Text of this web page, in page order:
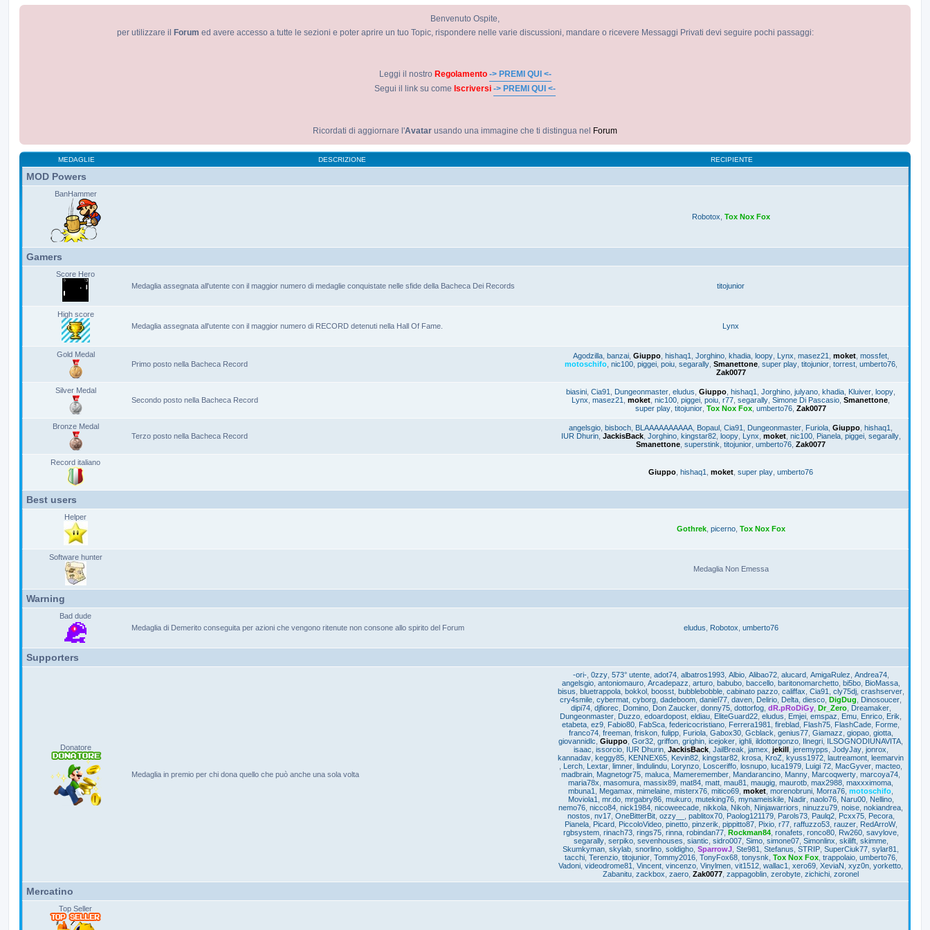
Benvenuto Ospite,
per utilizzare il
Forum ed avere accesso a tutte le sezioni e poter aprire un tuo Topic, rispondere nelle varie discussioni, mandare o ricevere Messaggi Privati devi seguire pochi passaggi:
Leggi il nostro Regolamento -> PREMI QUI <-
Segui il link su come Iscriversi -> PREMI QUI <-
Ricordati di aggiornare l'Avatar usando una immagine che ti distingua nel Forum
MEDAGLIE DESCRIZIONE RECIPIENTE
MOD Powers
BanHammer
Robotox Tox Nox Fox
Gamers
Score Hero
Medaglia assegnata all'utente con il maggior numero di medaglie conquistate nelle sfide della Bacheca Dei Records
titojunior
High score
Medaglia assegnata all'utente con il maggior numero di RECORD detenuti nella Hall Of Fame.
Lynx
Gold Medal
Primo posto nella Bacheca Record
Agodzilla, banzai, Giuppo, hishaq1 Jorghino, khadia, loopy, Lynx masez21 moket, mossfet,
motoschifo, nic100, piggei, poiu, segarally, Smanettone, super play, titojunior, torrest, umberto76,
Zak0077
Silver Medal
Secondo posto nella Bacheca Record
biasini Cia91 Dungeonmaster eludus Giuppo hishaq1 Jorghino julyano khadia Kluiver loopy
Lynx masez21 moket nic100 piggei poiu r77 segarally Simone Di Pascasio Smanettone
super play titojunior Tox Nox Fox umberto76 Zak0077
Bronze Medal
Terzo posto nella Bacheca Record
angelsgio bisboch BLAAAAAAAAAA Bopaul Cia91 Dungeonmaster Furiola Giuppo hishaq1
IUR Dhurin, JackisBack, Jorghino, kingstar82, loopy, Lynx moket, nic100, Pianela, piggei, segarally,
Smanettone superstink titojunior umberto76 Zak0077
Record italiano
Giuppo hishaq1 moket super play umberto76
Best users
Helper
Gothrek, picerno, Tox Nox Fox
Software hunter
Medaglia Non Emessa
Warning
Bad dude
Medaglia di Demerito conseguita per azioni che vengono ritenute non consone allo spirito del Forum
eludus Robotox umberto76
Supporters
Donatore
Medaglia in premio per chi dona quello che può anche una sola volta
-ori-, 0zzy, 573° utente, adot74, albatros1993, Albio, Alibao72, alucard, AmigaRulez Andrea74,
angelsgio, antoniomauro, Arcadepazz arturo, babubo, baccello, baritonomarchetto, bi5bo, BioMassa,
bisus bluetrappola, bokkol, boosst, bubblebobble, cabinato pazzo, califfax Cia91 cly75dj, crashserver,
cry4smile cybermat cyborg dadeboom daniel77 daven Delirio Delta diesco DigDug Dinosoucer
dipi74, djfiorec Domino, Don Zaucker, donny75, dottorfog, dR.pRoDiGy, Dr_Zero, Dreamaker,
Dungeonmaster Duzzo edoardopost eldiau EliteGuard22 eludus Emjei emspaz Emu Enrico Erik
etabeta ez9 Fabio80 FabSca federicocristiano Ferrera1981 fireblad Flash75 FlashCade Forme
franco74, freeman, friskon, fulipp, Furiola, Gabox30, Gcblack genius77, Giamazz giopao, giotta,
giovannidlc Giuppo Gor32 griffon grighin icejoker ighli ildottorgonzo Ilnegri ILSOGNODIUNAVITA
isaac issorcio, IUR Dhurin, JackisBack, JailBreak jamex jekill, jeremypps JodyJay, jonrox
kannadav keggy85 KENNEX65 Kevin82 kingstar82 krosa KroZ kyuss1972 lautreamont leemarvin
Lerch Lextar limner lindulindu Lorynzo Losceriffo losnupo luca1979 Luigi 72 MacGyver macteo
madbrain Magnetogr75 maluca Mameremember Mandarancino Manny Marcoqwerty marcoya74
maria78x masomura massix89 mat84 matt mau81 maugig maurotb max2988 maxxximoma
mbuna1
Megamax mimelaine misterx76 mitico69 moket morenobruni Morra76 motoschifo
Moviola1
mr.do, mrgabry86, mukuro, muteking76, mynameiskile, Nadir, naolo76, Naru00, Nellino,
nemo76 nicco84 nick1984 nicoweecade nikkola Nikoh Ninjawarriors ninuzzu79 noise nokiandrea
nostos nv17, OneBitterBit, ozzy__ pablitox70, Paolog121179, Parols73, Paulq2, Pcxx75, Pecora,
Pianela, Picard, PiccoloVideo, pinetto, pinzerik pippitto87, Pixio, r77, raffuzzo53, rauzer, RedArroW,
rgbsystem, rinach73, rings75, rinna, robindan77, Rockman84, ronafets ronco80, Rw260, savylove,
segarally, serpiko, sevenhouses siantic sidro007, Simo, simone07, Simonlinx skilift, skimme,
Skumkyman skylab snorlino soldigho SparrowJ Ste981 Stefanus STRIP SuperCiuk77 sylar81
tacchi, Terenzio, titojunior, Tommy2016, TonyFox68, tonysnk Tox Nox Fox, trappolaio, umberto76,
Vadoni videodrome81 Vincent vincenzo Vinylmen vit1512 wallac1 xero69 XeviaN xyz0n yorketto
Zabanitu zackbox zaero Zak0077 zappagoblin zerobyte zichichi zoronel
Mercatino
Top Seller